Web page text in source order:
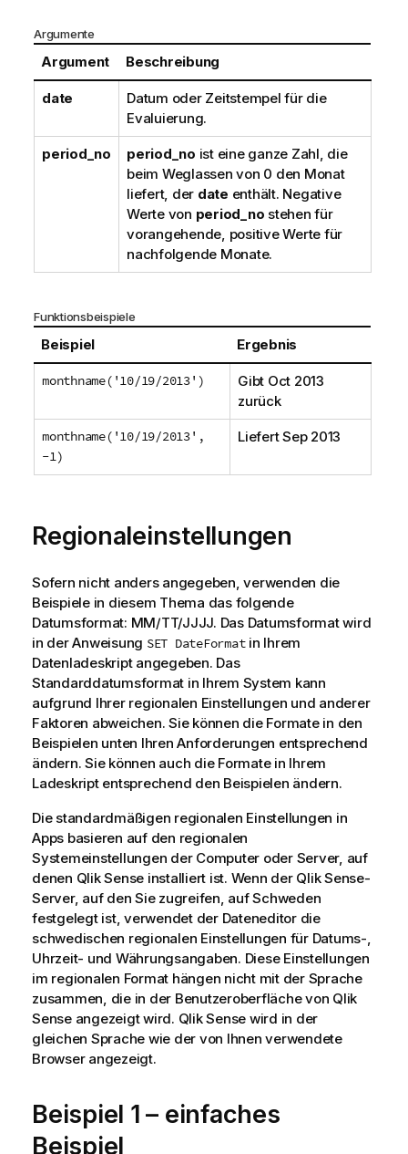
Argumente
Argument Beschreibung
date
Datum oder Zeitstempel für die
Evaluierung.
period_no period_no ist eine ganze Zahl, die
beim Weglassen von 0 den Monat
liefert, der date enthält. Negative
Werte von period_no stehen für
vorangehende, positive Werte für
nachfolgende Monate.
Funktionsbeispiele
Beispiel Ergebnis
monthname('10/19/2013') Gibt Oct 2013
zurück
monthname('10/19/2013',
-1)
LiefertSep 2013
Regionaleinstellungen
Sofern nicht anders angegeben, verwenden die
Beispiele in diesem Thema das folgende
Datumsformat: MM/TT/JJJJ. Das Datumsformat wird
in der Anweisung SET DateFormatin Ihrem
Datenladeskript angegeben. Das
Standarddatumsformat in Ihrem System kann
aufgrund Ihrer regionalen Einstellungen und anderer
Faktoren abweichen. Sie können die Formate in den
Beispielen unten Ihren Anforderungen entsprechend
ändern. Sie können auch die Formate in Ihrem
Ladeskript entsprechend den Beispielen ändern.
Die standardmäßigen regionalen Einstellungen in
Apps basieren auf den regionalen
Systemeinstellungen der Computer oder Server, auf
denen Qlik Sense installiert ist. Wenn der Qlik Sense-
Server, auf den Sie zugreifen, auf Schweden
festgelegt ist, verwendet der Dateneditor die
schwedischen regionalen Einstellungen für Datums-,
Uhrzeit- und Währungsangaben. Diese Einstellungen
im regionalen Format hängen nicht mit der Sprache
zusammen, die in der Benutzeroberfläche von Qlik
Senseangezeigt wird. Qlik Sense wird in der
gleichen Sprache wie der von Ihnen verwendete
Browser angezeigt.
Beispiel 1 – einfaches
Beispiel